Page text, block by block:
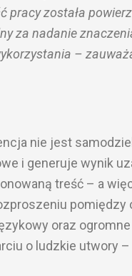
pracy została
za nadanie
–
nie jest
i generuje wynik
treść – a
oraz
o ludzkie utwory